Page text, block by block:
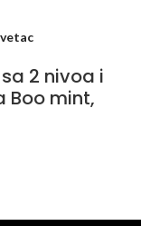
2 nivoa i
Boo mint,